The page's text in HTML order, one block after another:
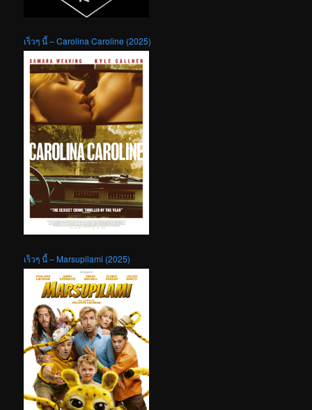
เร็วๆ นี้ – Carolina Caroline (2025)
เร็วๆ นี้ – Marsupilami (2025)